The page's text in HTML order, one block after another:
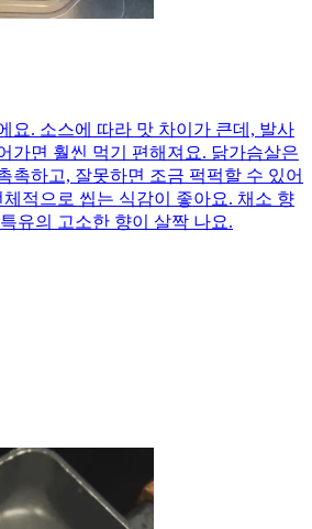
요. 소스에 따라 맛 차이가 큰데, 발사
가면 훨씬 먹기 편해져요. 닭가슴살은
촉하고, 잘못하면 조금 퍽퍽할 수 있어
적으로 씹는 식감이 좋아요. 채소 향
유의 고소한 향이 살짝 나요.